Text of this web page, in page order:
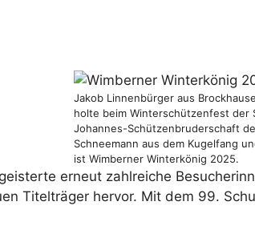
Jakob Linnenbürger aus
holte beim Winterschützenfest der
Johannes-Schützenbruderschaft
Schneemann aus dem Kugelfang
ist Wimberner Winterkönig 2025.
erneut zahlreiche
Titelträger hervor. Mit dem 99.